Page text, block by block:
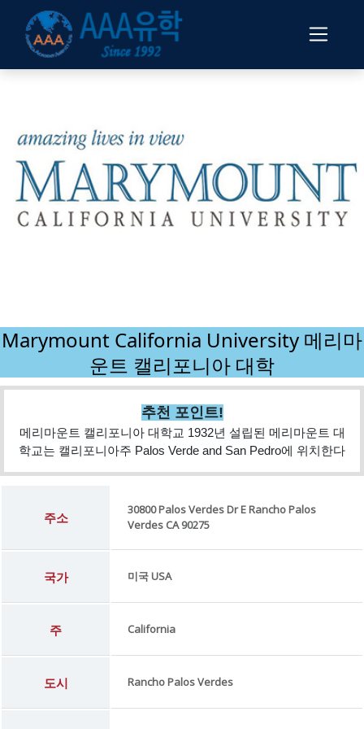
Marymount California University 메리마
운트 캘리포니아 대학
추천 포인트!
메리마운트 캘리포니아 대학교 1932년 설립된 메리마운트 대
학교는 캘리포니아주 Palos Verde and San Pedro에 위치한다
주소
30800 Palos Verdes Dr E Rancho Palos
Verdes CA 90275
국가 미국 USA
주 California
도시 Rancho Palos Verdes